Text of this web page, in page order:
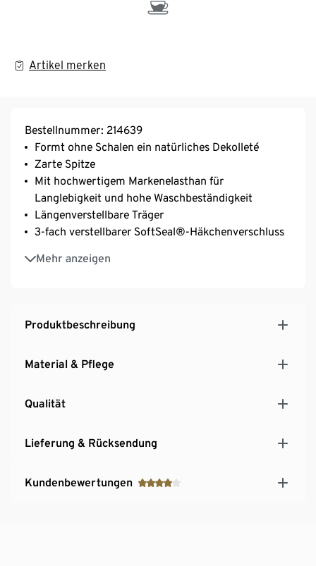
Artikel merken
Bestellnummer: 214639
Formt ohne Schalen ein natürliches Dekolleté
Zarte Spitze
Mit hochwertigem Markenelasthan für
Langlebigkeit und hohe Waschbeständigkeit
Längenverstellbare Träger
3-fach verstellbarer SoftSeal®-Häkchenverschluss
Mehr anzeigen
Optimale Passform: Verschlussbreite proportional
an Cup-Grösse angepasst
Produktbeschreibung
Material & Pflege
Qualität
Lieferung & Rücksendung
Kundenbewertungen